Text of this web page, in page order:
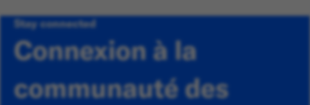
Stay connected
Connexion à la
communauté des